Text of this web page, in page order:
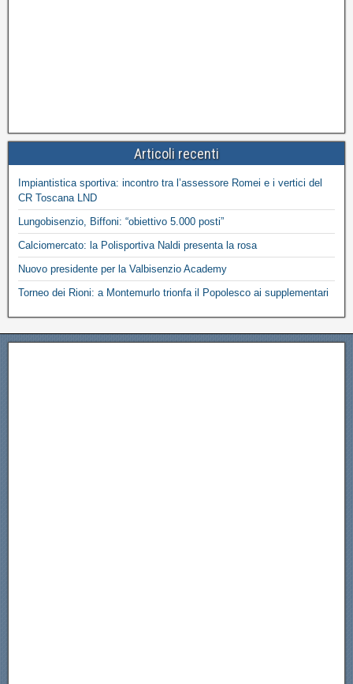
Articoli recenti
Impiantistica sportiva: incontro tra l’assessore Romei e i vertici del
CR Toscana LND
Lungobisenzio, Biffoni: “obiettivo 5.000 posti”
Calciomercato: la Polisportiva Naldi presenta la rosa
Nuovo presidente per la Valbisenzio Academy
Torneo dei Rioni: a Montemurlo trionfa il Popolesco ai supplementari